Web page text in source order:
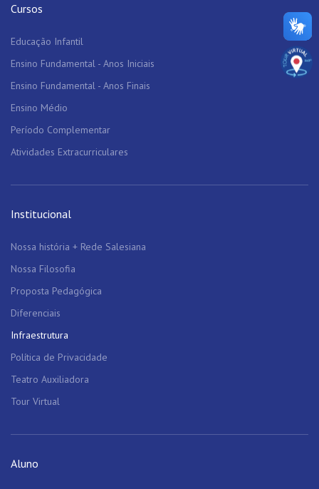
Cursos
Educação Infantil
Ensino Fundamental - Anos Iniciais
Ensino Fundamental - Anos Finais
Ensino Médio
Período Complementar
Atividades Extracurriculares
Institucional
Nossa história + Rede Salesiana
Nossa Filosofia
Proposta Pedagógica
Diferenciais
Infraestrutura
Política de Privacidade
Teatro Auxiliadora
Tour Virtual
Aluno